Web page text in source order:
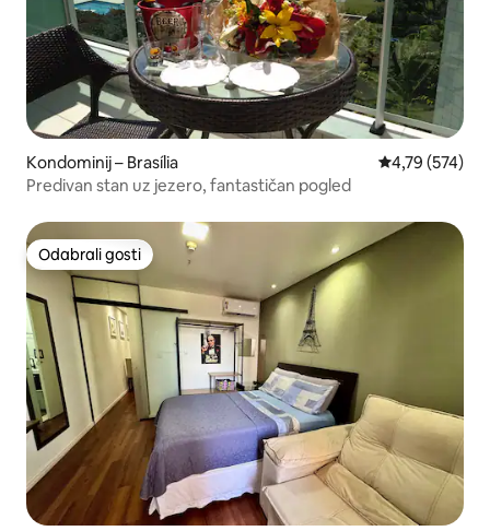
Kondominij – Brasília Prosječna
4,79 (574)
Predivan stan uz jezero, fantastičan pogled
Odabrali gosti
Odabrali gosti